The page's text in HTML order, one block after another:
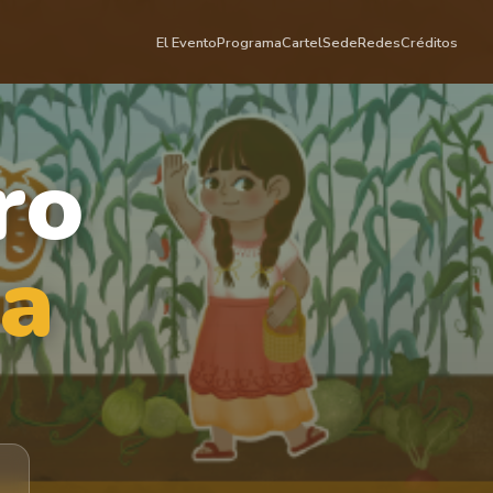
El EventoProgramaCartelSedeRedesCréditos